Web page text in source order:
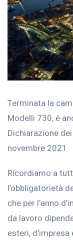
Terminata la
Modelli 730, è
Dichiarazione
novembre 2021.
Ricordiamo a
l’obbligatorietà
che per l’anno
da lavoro
esteri, d’impresa